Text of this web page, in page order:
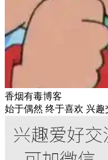
香烟有毒博客
始于偶然 终于喜欢 兴趣